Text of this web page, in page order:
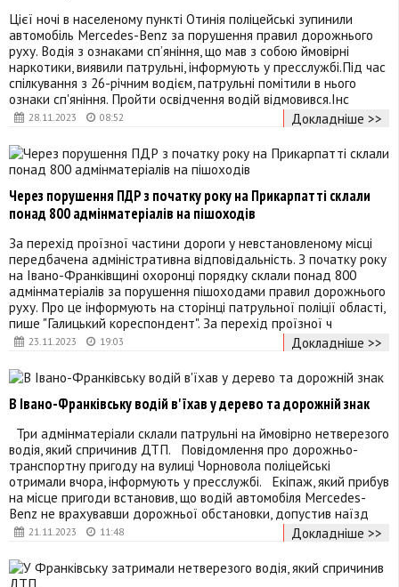
28.11.2023 08:52
Цієї ночі в населеному пункті Отинія поліцейські зупинили
автомобіль Mercedes-Benz за порушення правил дорожнього
руху. Водія з ознаками сп’яніння, що мав з собою ймовірні
наркотики, виявили патрульні, інформують у пресслужбі.Під час
спілкування з 26-річним водієм, патрульні помітили в нього
ознаки сп'яніння. Пройти освідчення водій відмовився.Інс
Докладніше >>
23.11.2023 19:03
Через порушення ПДР з початку року на Прикарпатті склали
понад 800 адмінматеріалів на пішоходів
За перехід проїзної частини дороги у невстановленому місці
передбачена адміністративна відповідальність. З початку року
на Івано-Франківщині охоронці порядку склали понад 800
адмінматеріалів за порушення пішоходами правил дорожнього
руху. Про це інформують на сторінці патрульної поліції області,
пише "Галицький кореспондент". За перехід проїзної ч
Докладніше >>
21.11.2023 11:48
В Івано-Франківську водій в'їхав у дерево та дорожній знак
Три адмінматеріали склали патрульні на ймовірно нетверезого
водія, який спричинив ДТП. Повідомлення про дорожньо-
транспортну пригоду на вулиці Чорновола поліцейські
отримали вчора, інформують у пресслужбі. Екіпаж, який прибув
на місце пригоди встановив, що водій автомобіля Mercedes-
Benz не врахувавши дорожньої обстановки, допустив наїзд
Докладніше >>